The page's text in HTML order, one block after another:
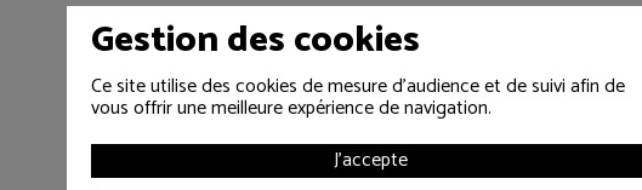
Gestion des cookies
Ce site utilise des cookies de mesure d'audience et de suivi afin de
vous offrir une meilleure expérience de navigation.
J'accepte